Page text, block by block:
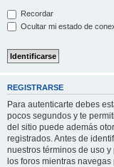
Recordar
Ocultar mi estado de
REGISTRARSE
Para autenticarte debes
pocos segundos y te
del sitio puede además
registrados. Antes de
nuestros términos de uso
los foros mientras navegas